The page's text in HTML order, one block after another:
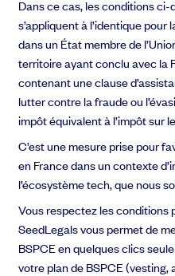
Dans ce cas, les conditions ci-
s’appliquent à l’identique
dans un État membre de
territoire ayant conclu avec la
contenant une clause
lutter contre la fraude ou
impôt équivalent à l’impôt sur
C’est une mesure prise pour
en France dans un contexte
l’écosystème tech, que nous
Vous respectez les conditions
SeedLegals vous permet de
BSPCE en quelques clics
votre plan de BSPCE